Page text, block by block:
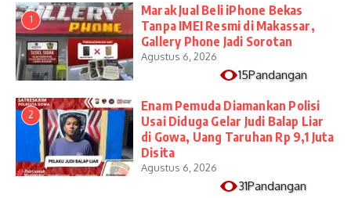
1
​Marak Jual Beli iPhone Bekas
Tanpa IMEI Resmi di Makassar,
Gallery Phone Jadi Sorotan
Agustus 6, 2026
15Pandangan
2
Enam Pemuda Diamankan Polisi
Usai Diduga Gelar Judi Balap Liar
di Gowa, Uang Taruhan Rp 9,1 Juta
Disita
Agustus 6, 2026
31Pandangan